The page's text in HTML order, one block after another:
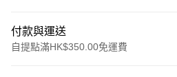
付款與運送
自提點滿HK$350.00免運費